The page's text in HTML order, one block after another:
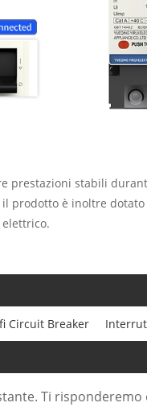
stabili
prodotto è inoltre
Circuit Breaker
Ti risponderemo